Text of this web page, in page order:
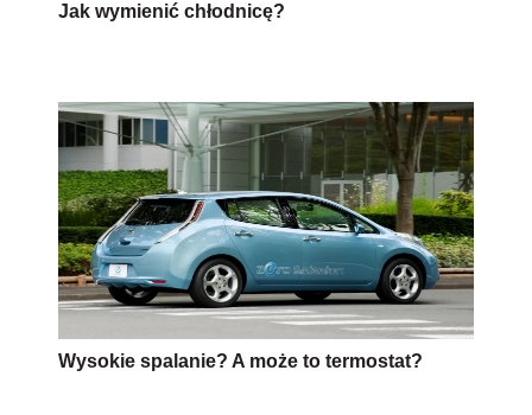
Jak wymienić chłodnicę?
Wysokie spalanie? A może to termostat?